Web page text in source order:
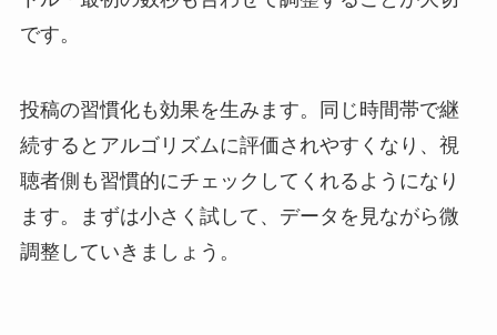
です。
投稿の習慣化も効果を生みます。同じ時間帯で継
続するとアルゴリズムに評価されやすくなり、視
聴者側も習慣的にチェックしてくれるようになり
ます。まずは小さく試して、データを見ながら微
調整していきましょう。